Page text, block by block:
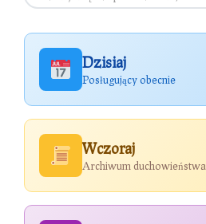
Dzisiaj
Posługujący obecnie
Wczoraj
Archiwum duchowieństwa